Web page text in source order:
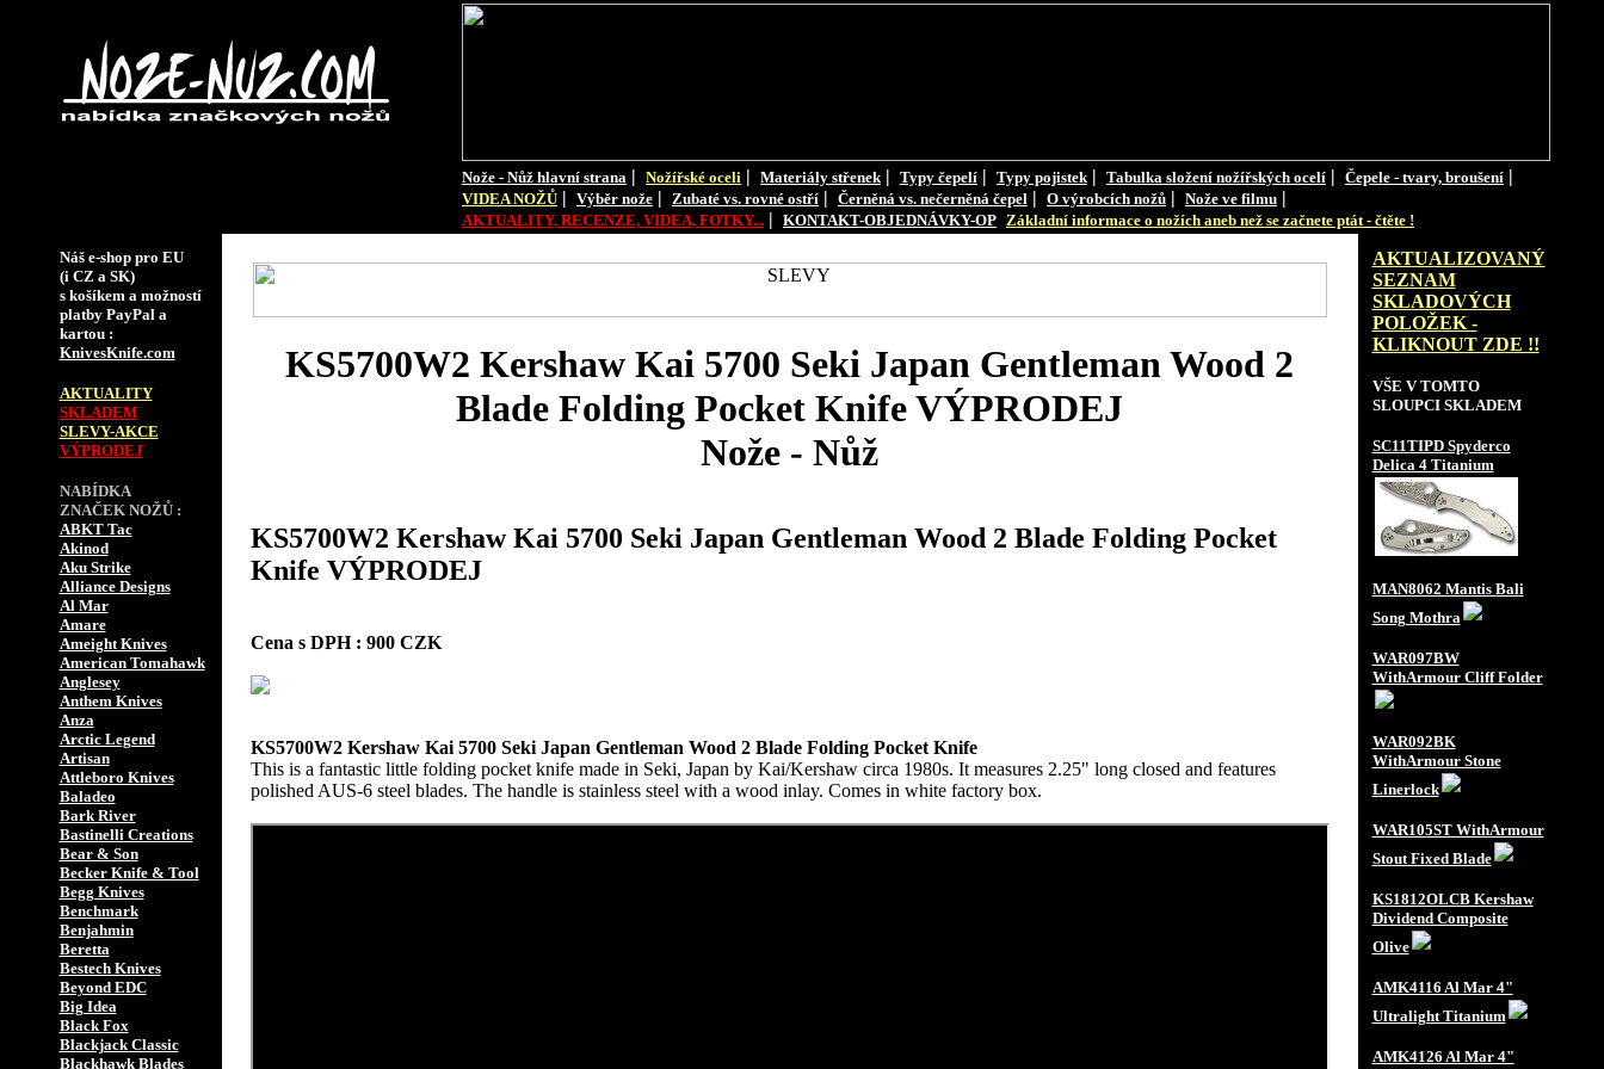
Nože - Nůž hlavní strana | Nožířské oceli | Materiály střenek | Typy čepelí | Typy pojistek | Tabulka složení nožířských ocelí | Čepele - tvary, broušení |
VIDEA NOŽŮ | Výběr nože | Zubaté vs. rovné ostří | Černěná vs. nečerněná čepel | O výrobcích nožů | Nože ve filmu |
AKTUALITY, RECENZE, VIDEA, FOTKY... | KONTAKT-OBJEDNÁVKY-OP Základní informace o nožích aneb než se začnete ptát - čtěte !
Náš e-shop pro EU
(i CZ a SK)
s košíkem a možností
platby PayPal a
kartou :
KnivesKnife.com
AKTUALITY
SKLADEM
SLEVY-AKCE
VÝPRODEJ
NABÍDKA
ZNAČEK NOŽŮ :
ABKT Tac
Akinod
Aku Strike
Alliance Designs
Al Mar
Amare
Ameight Knives
American Tomahawk
Anglesey
Anthem Knives
Anza
Arctic Legend
Artisan
Attleboro Knives
Baladeo
Bark River
Bastinelli Creations
Bear & Son
Becker Knife & Tool
Begg Knives
Benchmark
Benjahmin
Beretta
Bestech Knives
Beyond EDC
Big Idea
Black Fox
Blackjack Classic
Blackhawk Blades
KS5700W2 Kershaw Kai 5700 Seki Japan Gentleman Wood 2
Blade Folding Pocket Knife VÝPRODEJ
Nože - Nůž
KS5700W2 Kershaw Kai 5700 Seki Japan Gentleman Wood 2 Blade Folding Pocket
Knife VÝPRODEJ
Cena s DPH : 900 CZK
KS5700W2 Kershaw Kai 5700 Seki Japan Gentleman Wood 2 Blade Folding Pocket Knife
This is a fantastic little folding pocket knife made in Seki, Japan by Kai/Kershaw circa 1980s. It measures 2.25" long closed and features
polished AUS-6 steel blades. The handle is stainless steel with a wood inlay. Comes in white factory box.
AKTUALIZOVANÝ
SEZNAM
SKLADOVÝCH
POLOŽEK -
KLIKNOUT ZDE !!
VŠE V TOMTO
SLOUPCI SKLADEM
SC11TIPD Spyderco
Delica 4 Titanium
MAN8062 Mantis Bali
Song Mothra
WAR097BW
WithArmour Cliff Folder
WAR092BK
WithArmour Stone
Linerlock
WAR105ST WithArmour
Stout Fixed Blade
KS1812OLCB Kershaw
Dividend Composite
Olive
AMK4116 Al Mar 4"
Ultralight Titanium
AMK4126 Al Mar 4"